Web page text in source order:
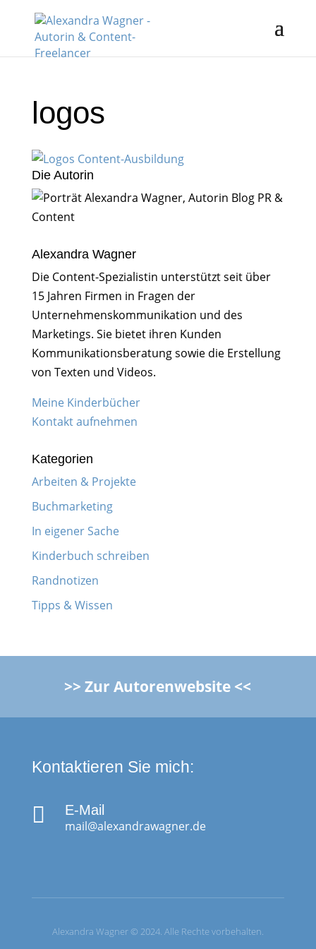
logos
Die Autorin
Alexandra Wagner
Die Content-Spezialistin unterstützt seit über
15 Jahren Firmen in Fragen der
Unternehmenskommunikation und des
Marketings. Sie bietet ihren Kunden
Kommunikationsberatung sowie die Erstellung
von Texten und Videos.
Meine Kinderbücher
Kontakt aufnehmen
Kategorien
Arbeiten & Projekte
Buchmarketing
In eigener Sache
Kinderbuch schreiben
Randnotizen
Tipps & Wissen
>> Zur Autorenwebsite <<
Kontaktieren Sie mich:

E-Mail
mail@alexandrawagner.de
Alexandra Wagner © 2024. Alle Rechte vorbehalten.